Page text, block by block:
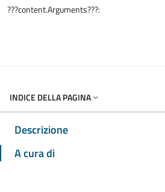
???content.Arguments???:
INDICE DELLA PAGINA
Descrizione
A cura di